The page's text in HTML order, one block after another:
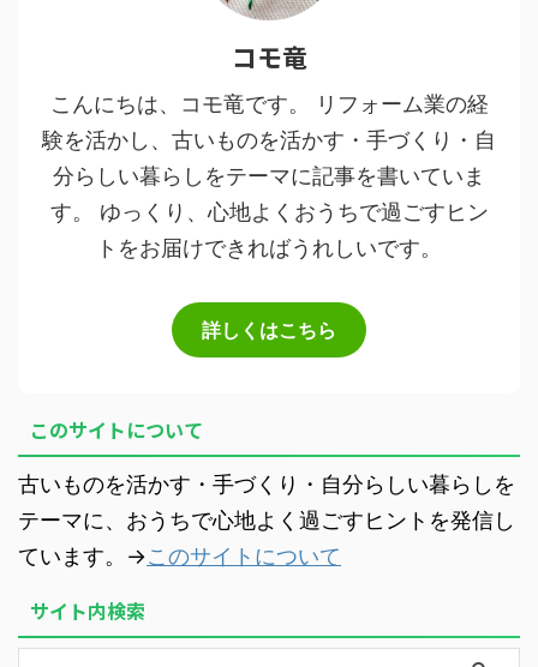
コモ竜
こんにちは、コモ竜です。 リフォーム業の経
験を活かし、古いものを活かす・手づくり・自
分らしい暮らしをテーマに記事を書いていま
す。 ゆっくり、心地よくおうちで過ごすヒン
トをお届けできればうれしいです。
詳しくはこちら
このサイトについて
古いものを活かす・手づくり・自分らしい暮らしを
テーマに、おうちで心地よく過ごすヒントを発信し
ています。→このサイトについて
サイト内検索